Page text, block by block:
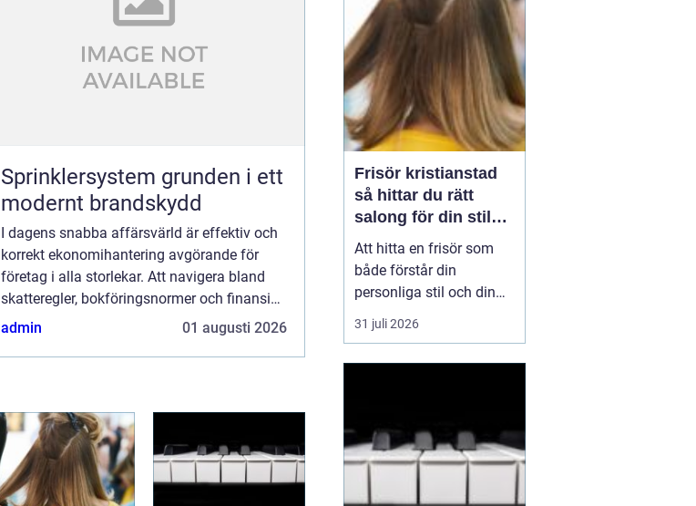
Sprinklersystem grunden i ett
modernt brandskydd
I dagens snabba affärsvärld är effektiv och
korrekt ekonomihantering avgörande för
företag i alla storlekar. Att navigera bland
skatteregler, bokföringsnormer och finansiell
rapportering kan dock vara en komplex
admin 01 augusti 2026
både industri, lager,
verkstäder och
serviceföreta...
Frisör kristianstad
så hittar du rätt
salong för din stil
och vardag
Att hitta en frisör som
både förstår din
personliga stil och din
vardag är viktigare än
många tror. Håret
rutin. I en stad som
Kristianstad finns
många alternati...
31 juli 2026